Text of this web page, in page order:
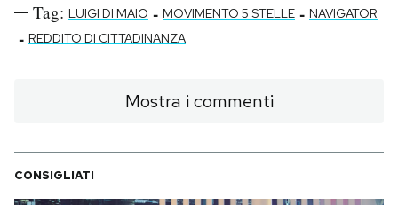
Tag: LUIGI DI MAIO - MOVIMENTO 5 STELLE - NAVIGATOR
- REDDITO DI CITTADINANZA
Mostra i commenti
CONSIGLIATI